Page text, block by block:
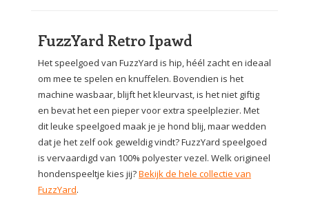
FuzzYard Retro Ipawd
Het speelgoed van FuzzYard is hip, héél zacht en ideaal
om mee te spelen en knuffelen. Bovendien is het
machine wasbaar, blijft het kleurvast, is het niet giftig
en bevat het een pieper voor extra speelplezier. Met
dit leuke speelgoed maak je je hond blij, maar wedden
dat je het zelf ook geweldig vindt? FuzzYard speelgoed
is vervaardigd van 100% polyester vezel. Welk origineel
hondenspeeltje kies jij?Bekijk de hele collectie van
FuzzYard.